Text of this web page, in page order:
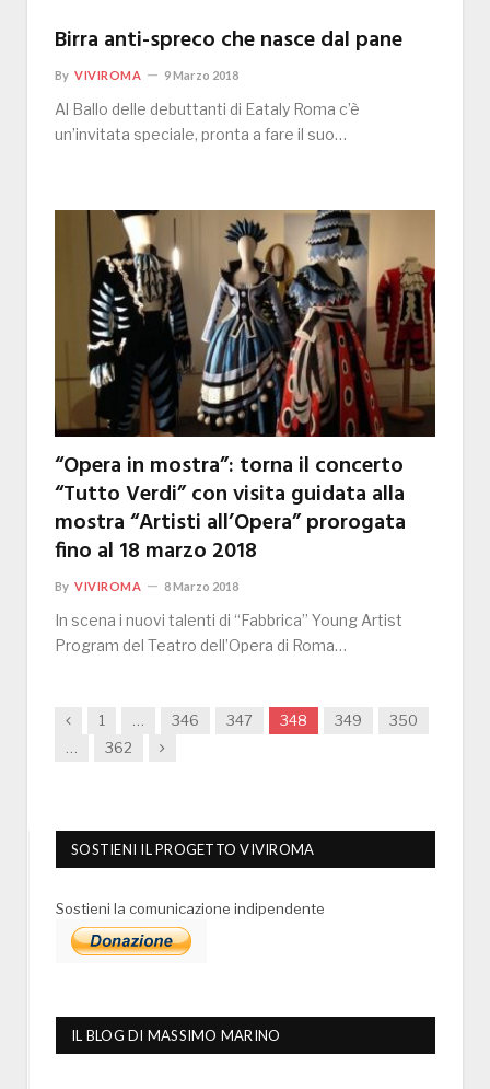
Birra anti-spreco che nasce dal pane
By VIVIROMA 9 Marzo 2018
Al Ballo delle debuttanti di Eataly Roma c’è
un’invitata speciale, pronta a fare il suo…
“Opera in mostra”: torna il concerto
“Tutto Verdi” con visita guidata alla
mostra “Artisti all’Opera” prorogata
fino al 18 marzo 2018
By VIVIROMA 8 Marzo 2018
In scena i nuovi talenti di “Fabbrica” Young Artist
Program del Teatro dell’Opera di Roma…
Previous
1 … 346 347 348 349
350
…
362 Next
SOSTIENI IL PROGETTO VIVIROMA
Sostieni la comunicazione indipendente
IL BLOG DI MASSIMO MARINO